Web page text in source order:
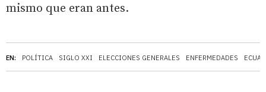
EN: POLÍTICA SIGLO XXI ELECCIONES GENERALES ENFERMEDADES
mismo que eran antes.